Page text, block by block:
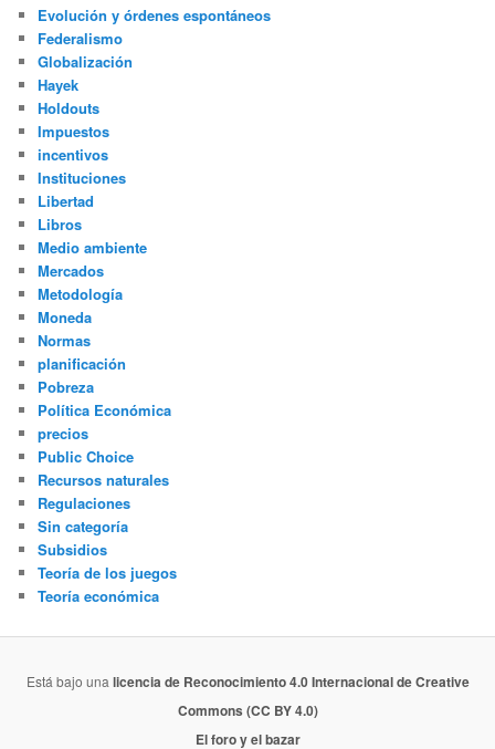
Evolución y órdenes espontáneos
Federalismo
Globalización
Hayek
Holdouts
Impuestos
incentivos
Instituciones
Libertad
Libros
Medio ambiente
Mercados
Metodología
Moneda
Normas
planificación
Pobreza
Política Económica
precios
Public Choice
Recursos naturales
Regulaciones
Sin categoría
Subsidios
Teoría de los juegos
Teoría económica
Está bajo una licencia de Reconocimiento 4.0 Internacional de Creative
Commons (CC BY 4.0)
El foro y el bazar